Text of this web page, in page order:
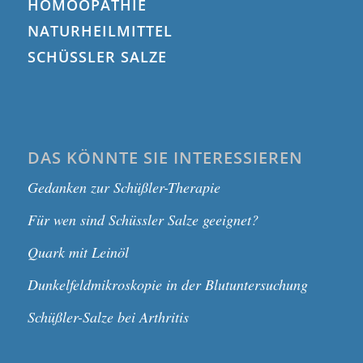
HOMÖOPATHIE
NATURHEILMITTEL
SCHÜSSLER SALZE
DAS KÖNNTE SIE INTERESSIEREN
Gedanken zur Schüßler-Therapie
Für wen sind Schüssler Salze geeignet?
Quark mit Leinöl
Dunkelfeldmikroskopie in der Blutuntersuchung
Schüßler-Salze bei Arthritis